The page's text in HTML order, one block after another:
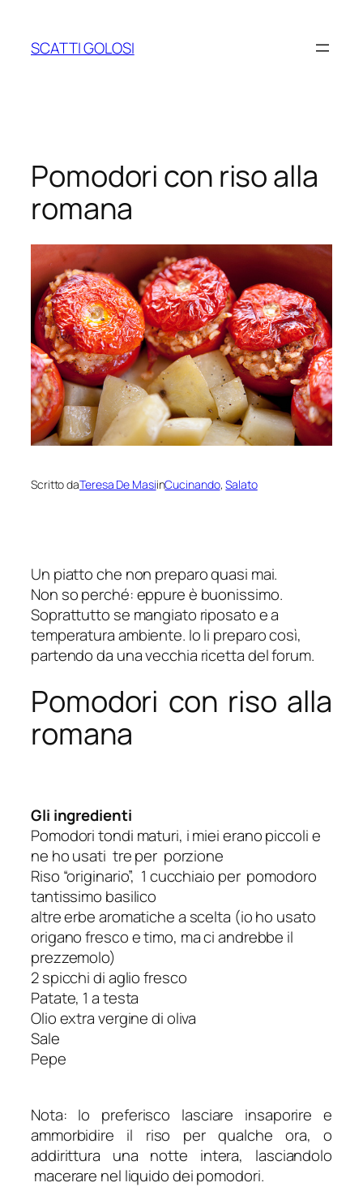
contenuto
SCATTI GOLOSI
Pomodori con riso alla
romana
Scritto daTeresa De MasiinCucinando, Salato
Un piatto che non preparo quasi mai.
Non so perché: eppure è buonissimo.
Soprattutto se mangiato riposato e a
temperatura ambiente. Io li preparo così,
partendo da una vecchia ricetta del forum.
Pomodori con riso alla
romana
Gli ingredienti
Pomodori tondi maturi, i miei erano piccoli e
ne ho usati tre per porzione
Riso “originario”, 1 cucchiaio per pomodoro
tantissimo basilico
altre erbe aromatiche a scelta (io ho usato
origano fresco e timo, ma ci andrebbe il
prezzemolo)
2 spicchi di aglio fresco
Patate, 1 a testa
Olio extra vergine di oliva
Sale
Pepe
Nota: Io preferisco lasciare insaporire e
ammorbidire il riso per qualche ora, o
addirittura una notte intera, lasciandolo
macerare nel liquido dei pomodori.